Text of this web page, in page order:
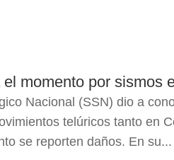
momento por sismos
Nacional (SSN) dio a
telúricos tanto en
se reporten daños. En su...